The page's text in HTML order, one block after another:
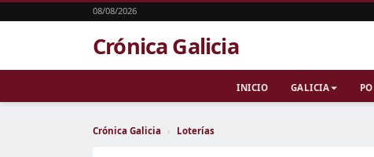
08/08/2026
Crónica Galicia
INICIO GALICIA
Crónica Galicia › Loterías